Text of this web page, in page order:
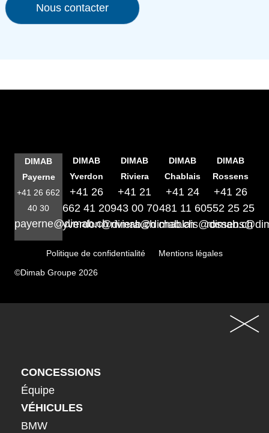
Nous contacter
DIMAB
Payerne
+41 26 662
40 30
payerne@dimab.ch
DIMAB
Yverdon
+41 26
662 41 20
yverdon@dimab.ch
DIMAB
Riviera
+41 21
943 00 70
riviera@dimab.ch
DIMAB
Chablais
+41 24
481 11 60
chablais@dimab.ch
DIMAB
Rossens
+41 26
552 25 25
Politique de confidentialité
Mentions légales
©Dimab Groupe 2026
CONCESSIONS
Équipe
VÉHICULES
BMW